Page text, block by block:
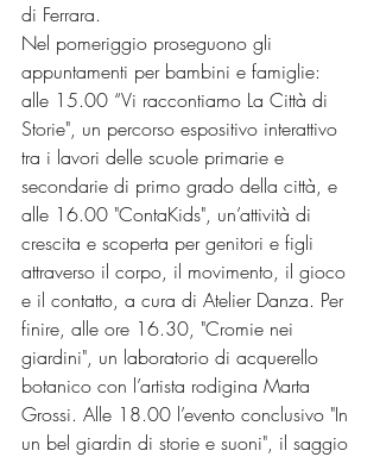
di Ferrara.
Nel pomeriggio proseguono gli
appuntamenti per bambini e famiglie:
alle 15.00 “Vi raccontiamo La Città di
Storie", un percorso espositivo interattivo
tra i lavori delle scuole primarie e
secondarie di primo grado della città, e
alle 16.00 "ContaKids", un’attività di
crescita e scoperta per genitori e figli
attraverso il corpo, il movimento, il gioco
e il contatto, a cura di Atelier Danza. Per
finire, alle ore 16.30, "Cromie nei
giardini", un laboratorio di acquerello
botanico con l’artista rodigina Marta
Grossi. Alle 18.00 l’evento conclusivo "In
un bel giardin di storie e suoni", il saggio